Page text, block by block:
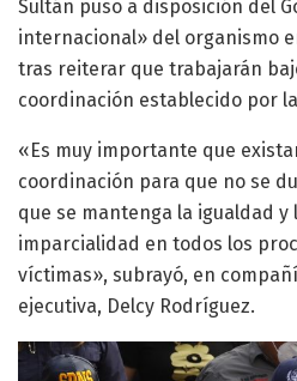
Sultán puso a disposición del
internacional» del organismo
tras reiterar que trabajarán
coordinación establecido por
«Es muy importante que
coordinación para que no se
que se mantenga la igualdad y
imparcialidad en todos los
víctimas», subrayó, en
ejecutiva, Delcy Rodríguez.